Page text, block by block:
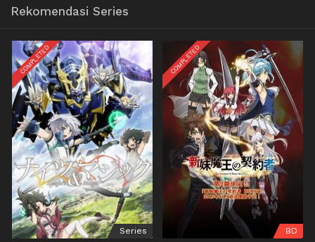
Rekomendasi Series
COMPLETED
Series
COMPLETED
BD